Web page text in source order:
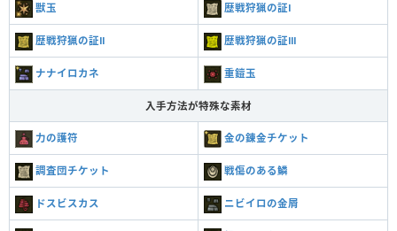
獣玉 歴戦狩猟の証Ⅰ
歴戦狩猟の証Ⅱ 歴戦狩猟の証Ⅲ
ナナイロカネ 重鎧玉
入手方法が特殊な素材
力の護符 金の錬金チケット
調査団チケット 戦傷のある鱗
ドスビスカス ニビイロの金屑